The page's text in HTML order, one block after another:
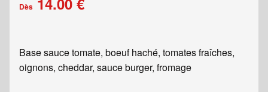
Dès
Base sauce tomate, boeuf haché, tomates fraîches,
oignons, cheddar, sauce burger, fromage